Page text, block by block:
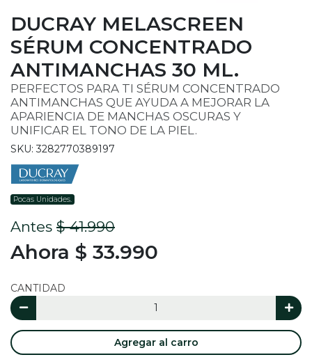
DUCRAY MELASCREEN
SÉRUM CONCENTRADO
ANTIMANCHAS 30 ML.
PERFECTOS PARA TI SÉRUM CONCENTRADO
ANTIMANCHAS QUE AYUDA A MEJORAR LA
APARIENCIA DE MANCHAS OSCURAS Y
UNIFICAR EL TONO DE LA PIEL.
SKU: 3282770389197
Pocas Unidades.
Antes $ 41.990
Ahora $ 33.990
CANTIDAD
Agregar al carro